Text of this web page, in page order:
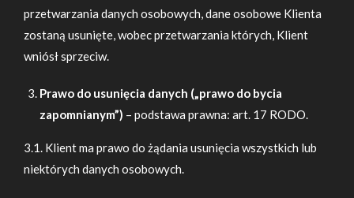
przetwarzania danych osobowych, dane osobowe Klienta
zostaną usunięte, wobec przetwarzania których, Klient
wniósł sprzeciw.
Prawo do usunięcia danych („prawo do bycia
zapomnianym”) – podstawa prawna: art. 17 RODO.
3.1. Klient ma prawo do żądania usunięcia wszystkich lub
niektórych danych osobowych.